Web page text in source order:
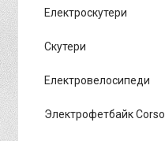
Електроскутери
Скутери
Електровелосипеди
Электрофетбайк Corso